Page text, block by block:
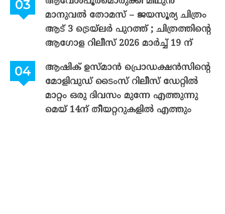
മാനുവൽ തോമസ് – ജയസൂര്യ ചിത്രം
ആട് 3 ട്രെയ്‌ലർ പുറത്ത് ; ചിത്രത്തിന്റെ
ആഗോള റിലീസ് 2026 മാർച്ച് 19 ന്
ആഷിക് ഉസ്മാൻ പ്രൊഡക്ഷൻസിന്റെ
മോളിവുഡ് ടൈംസ് റിലീസ് ഡേറ്റിൽ
മാറ്റം ഒരു ദിവസം മുന്നേ എത്തുന്നു
മെയ് 14ന് തീയറ്ററുകളിൽ എത്തും